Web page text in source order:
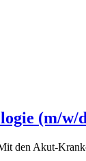
(m/w/
den Akut-